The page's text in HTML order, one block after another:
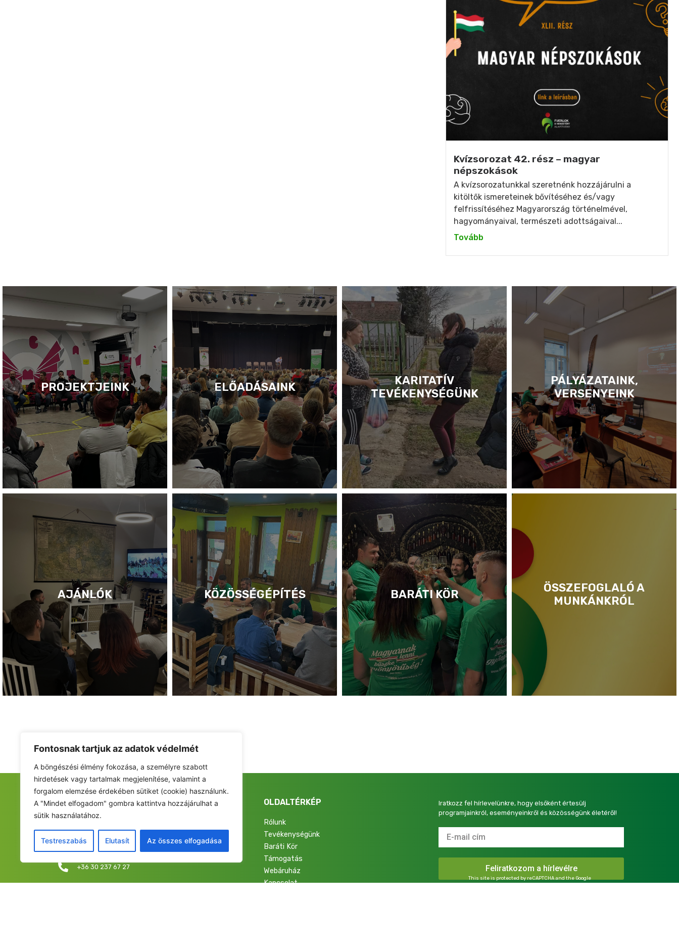
Fontosnak tartjuk az adatok védelmét
A böngészési élmény fokozása, a személyre szabott
hirdetések vagy tartalmak megjelenítése, valamint a
forgalom elemzése érdekében sütiket (cookie) használunk.
A "Mindet elfogadom" gombra kattintva hozzájárulhat a
sütik használatához.
Testreszabás Elutasít Az összes elfogadása
Kvízsorozat 42. rész – magyar
népszokások
A kvízsorozatunkkal szeretnénk hozzájárulni a
kitöltők ismereteinek bővítéséhez és/vagy
felfrissítéséhez Magyarország történelmével,
hagyományaival, természeti adottságaival...
Tovább
PROJEKTJEINK ELŐADÁSAINK
KARITATÍV
TEVÉKENYSÉGÜNK
PÁLYÁZATAINK,
VERSENYEINK
AJÁNLÓK KÖZÖSSÉGÉPÍTÉS BARÁTI KÖR
ÖSSZEFOGLALÓ A
MUNKÁNKRÓL
FIATALOK A NEMZETÉRT ALAPÍTVÁNY
Levelezési cím/iroda: 1053 Budapest, Curia utca 4.
info@fiatalokanemzetert.hu
+36 30 237 67 27
OLDALTÉRKÉP
Rólunk
Tevékenységünk
Baráti Kör
Támogatás
Webáruház
Kapcsolat
Iratkozz fel hírlevelünkre, hogy elsőként értesülj
programjainkról, eseményeinkről és közösségünk életéről!
This site is protected by reCAPTCHA and the Google